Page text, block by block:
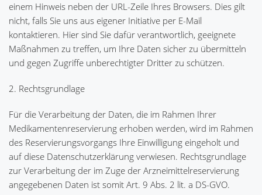
einem Hinweis neben der URL-Zeile Ihres Browsers. Dies gilt
nicht, falls Sie uns aus eigener Initiative per E-Mail
kontaktieren. Hier sind Sie dafür verantwortlich, geeignete
Maßnahmen zu treffen, um Ihre Daten sicher zu übermitteln
und gegen Zugriffe unberechtigter Dritter zu schützen.
2. Rechtsgrundlage
Für die Verarbeitung der Daten, die im Rahmen Ihrer
Medikamentenreservierung erhoben werden, wird im Rahmen
des Reservierungsvorgangs Ihre Einwilligung eingeholt und
auf diese Datenschutzerklärung verwiesen. Rechtsgrundlage
zur Verarbeitung der im Zuge der Arzneimittelreservierung
angegebenen Daten ist somit Art. 9 Abs. 2 lit. a DS-GVO.